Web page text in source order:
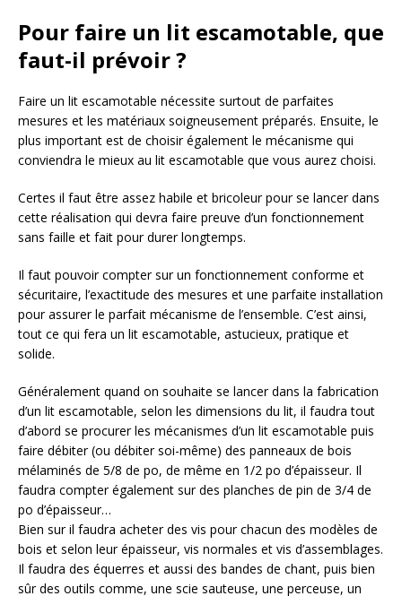
Pour faire un lit escamotable, que
faut-il prévoir ?
Faire un lit escamotable nécessite surtout de parfaites
mesures et les matériaux soigneusement préparés. Ensuite, le
plus important est de choisir également le mécanisme qui
conviendra le mieux au lit escamotable que vous aurez choisi.
Certes il faut être assez habile et bricoleur pour se lancer dans
cette réalisation qui devra faire preuve d’un fonctionnement
sans faille et fait pour durer longtemps.
Il faut pouvoir compter sur un fonctionnement conforme et
sécuritaire, l’exactitude des mesures et une parfaite installation
pour assurer le parfait mécanisme de l’ensemble. C’est ainsi,
tout ce qui fera un lit escamotable, astucieux, pratique et
solide.
Généralement quand on souhaite se lancer dans la fabrication
d’un lit escamotable, selon les dimensions du lit, il faudra tout
d’abord se procurer les mécanismes d’un lit escamotable puis
faire débiter (ou débiter soi-même) des panneaux de bois
mélaminés de 5/8 de po, de même en 1/2 po d’épaisseur. Il
faudra compter également sur des planches de pin de 3/4 de
po d’épaisseur…
Bien sur il faudra acheter des vis pour chacun des modèles de
bois et selon leur épaisseur, vis normales et vis d’assemblages.
Il faudra des équerres et aussi des bandes de chant, puis bien
sûr des outils comme, une scie sauteuse, une perceuse, un